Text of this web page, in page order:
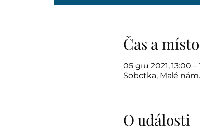
Čas a místo
05 gru 2021, 13:00 –
Sobotka, Malé
O události